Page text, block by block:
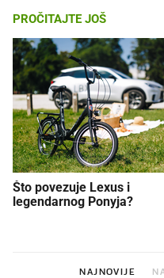
PROČITAJTE JOŠ
Što povezuje Lexus i
legendarnog Ponyja?
NAJNOVIJE